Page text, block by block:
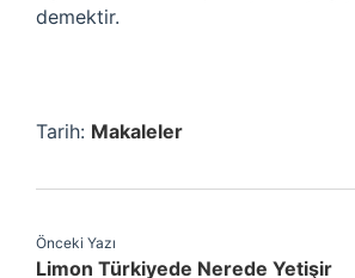
demektir.
Tarih: Makaleler
Önceki Yazı
Limon Türkiyede Nerede Yetişir